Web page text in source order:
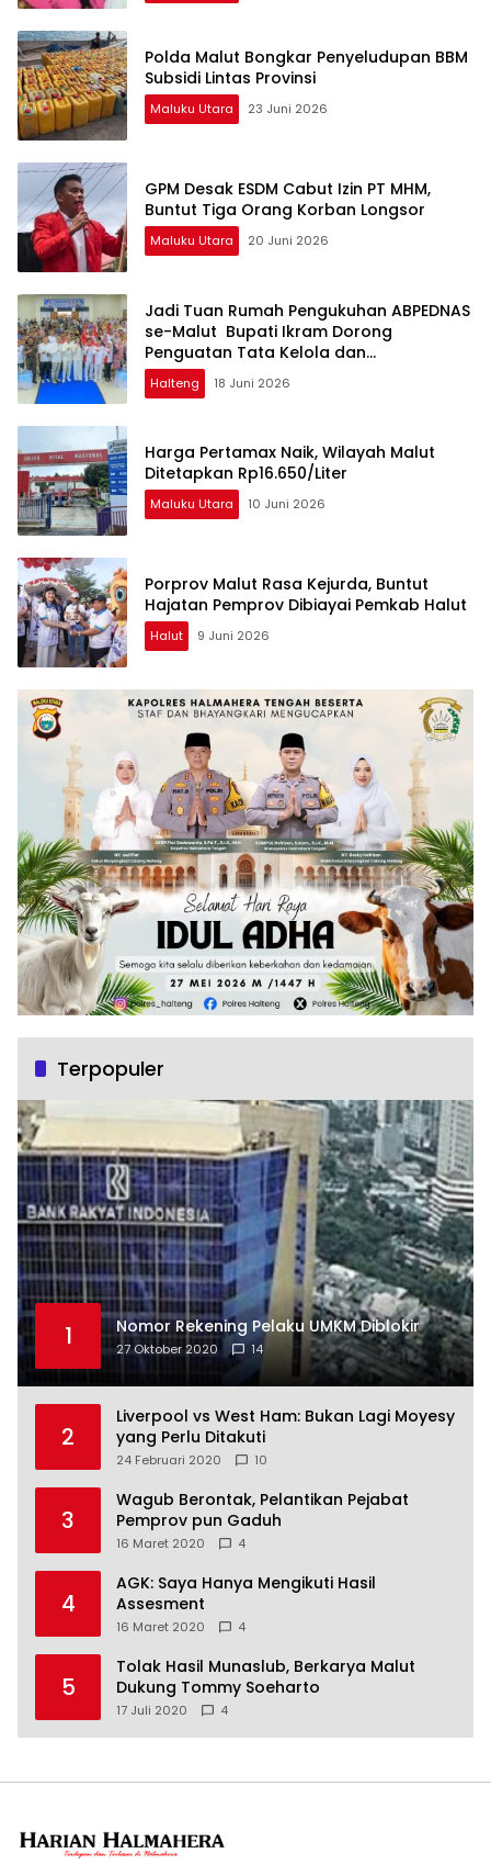
Polda Malut Bongkar Penyeludupan BBM
Subsidi Lintas Provinsi
Maluku Utara 23 Juni 2026
GPM Desak ESDM Cabut Izin PT MHM,
Buntut Tiga Orang Korban Longsor
Maluku Utara 20 Juni 2026
Jadi Tuan Rumah Pengukuhan ABPEDNAS
se-Malut Bupati Ikram Dorong
Penguatan Tata Kelola dan
Pengawasan Desa
Halteng 18 Juni 2026
Harga Pertamax Naik, Wilayah Malut
Ditetapkan Rp16.650/Liter
Maluku Utara 10 Juni 2026
Porprov Malut Rasa Kejurda, Buntut
Hajatan Pemprov Dibiayai Pemkab Halut
Halut 9 Juni 2026
Terpopuler
1 Nomor Rekening Pelaku UMKM Diblokir
27 Oktober 2020 14
2
Liverpool vs West Ham: Bukan Lagi Moyesy
yang Perlu Ditakuti
24 Februari 2020 10
3
Wagub Berontak, Pelantikan Pejabat
Pemprov pun Gaduh
16 Maret 2020 4
4
AGK: Saya Hanya Mengikuti Hasil
Assesment
16 Maret 2020 4
5
Tolak Hasil Munaslub, Berkarya Malut
Dukung Tommy Soeharto
17 Juli 2020 4